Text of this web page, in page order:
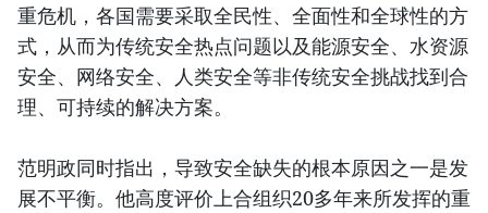
重危机，各国需要采取全民性、全面性和全球性的方
式，从而为传统安全热点问题以及能源安全、水资源
安全、网络安全、人类安全等非传统安全挑战找到合
理、可持续的解决方案。
范明政同时指出，导致安全缺失的根本原因之一是发
展不平衡。他高度评价上合组织20多年来所发挥的重